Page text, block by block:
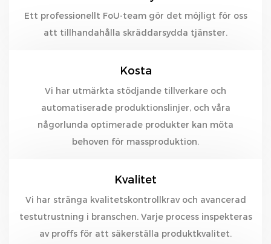
Ett professionellt FoU-team gör det möjligt för oss
att tillhandahålla skräddarsydda tjänster.
Kosta
Vi har utmärkta stödjande tillverkare och
automatiserade produktionslinjer, och våra
någorlunda optimerade produkter kan möta
behoven för massproduktion.
Kvalitet
Vi har stränga kvalitetskontrollkrav och avancerad
testutrustning i branschen. Varje process inspekteras
av proffs för att säkerställa produktkvalitet.